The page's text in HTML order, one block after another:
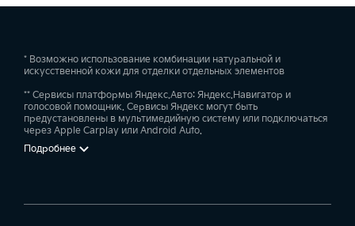
* Возможно использование комбинации натуральной и
искусственной кожи для отделки отдельных элементов
** Сервисы платформы Яндекс.Авто: Яндекс.Навигатор и
голосовой помощник. Сервисы Яндекс могут быть
предустановлены в мультимедийную систему или подключаться
через Apple Carplay или Android Auto.
Подробнее